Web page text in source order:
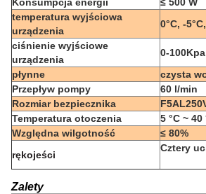
Konsumpcja energii
≤ 500 W
temperatura wyjściowa
urządzenia
0°C, -
ciśnienie wyjściowe
urządzenia
0-100Kpa
płynne
czysta
Przepływ pompy
60 l/min
Rozmiar bezpiecznika
Temperatura otoczenia
5 °C ~ 40
Względna wilgotność
≤ 80%
rękojeści
Cztery
Zalety